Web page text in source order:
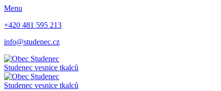
Menu
+420 481 595 213
info@studenec.cz
Studenec vesnice tkalců
Studenec vesnice tkalců